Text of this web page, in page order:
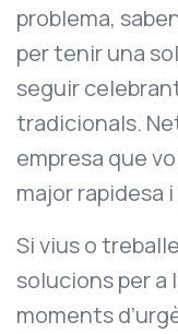
problema,
per tenir una
seguir
tradicionals.
empresa que
major rapidesa
Si vius o
solucions per a
moments